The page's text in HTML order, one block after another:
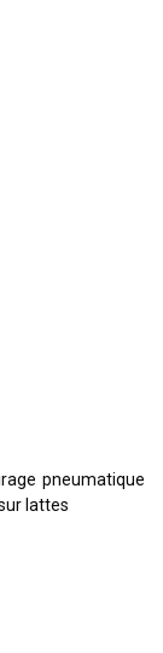
pneumatique
lattes